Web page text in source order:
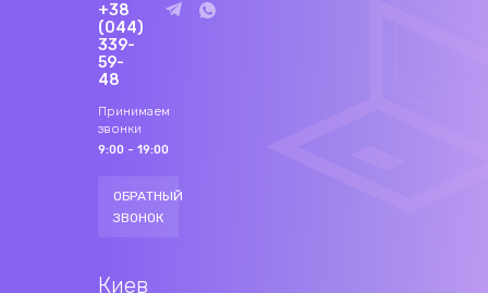
+38
(044)
339-
59-
48
Принимаем
звонки
9:00 - 19:00
ОБРАТНЫЙ
ЗВОНОК
Киев